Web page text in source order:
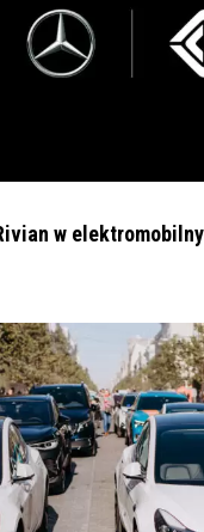
w